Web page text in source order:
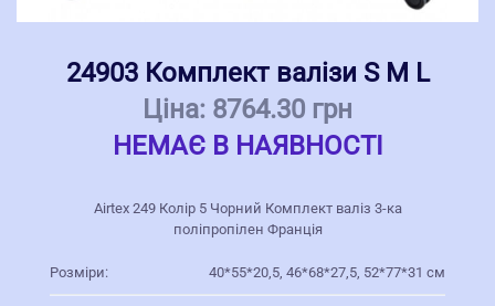
24903 Комплект валізи S M L
Ціна: 8764.30 грн
НЕМАЄ В НАЯВНОСТІ
Airtex 249 Колір 5 Чорний Комплект валіз 3-ка
поліпропілен Франція
Розміри: 40*55*20,5, 46*68*27,5, 52*77*31 см